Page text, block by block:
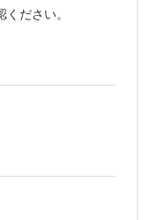
ください。